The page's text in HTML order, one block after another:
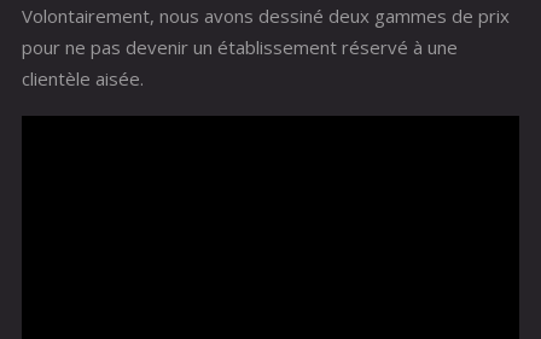
Volontairement, nous avons dessiné deux gammes de prix
pour ne pas devenir un établissement réservé à une
clientèle aisée.